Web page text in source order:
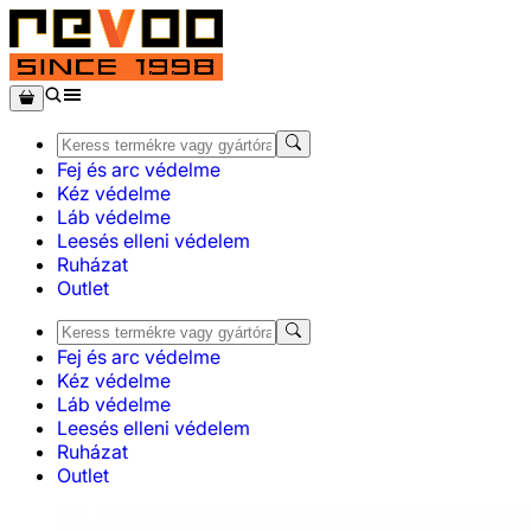
Fej és arc védelme
Kéz védelme
Láb védelme
Leesés elleni védelem
Ruházat
Outlet
Fej és arc védelme
Kéz védelme
Láb védelme
Leesés elleni védelem
Ruházat
Outlet